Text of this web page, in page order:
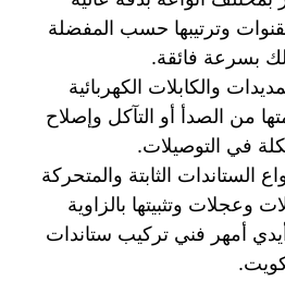
وترتيبها حسب المفضلة
بسرعة فائقة.
والكابلات الكهربائية
من الصدأ أو التآكل وإصلاح
في التوصيلات.
الستاندات الثابتة والمتحركة
وعجلات وتثبيتها بالزاوية
أمهر فني تركيب ستاندات